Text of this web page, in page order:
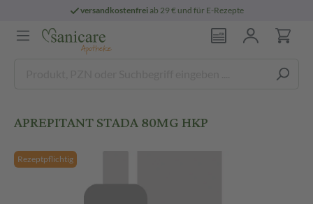
versandkostenfreiab 29 € und für E-Rezepte
APREPITANT STADA 80MG HKP
Rezeptpflichtig